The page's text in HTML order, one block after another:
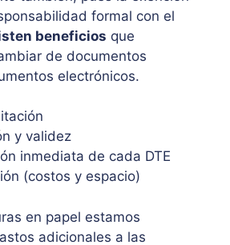
formal con el
beneficios que
de documentos
electrónicos.
y validez
inmediata de cada DTE
(costos y espacio)
en papel estamos
adicionales a las